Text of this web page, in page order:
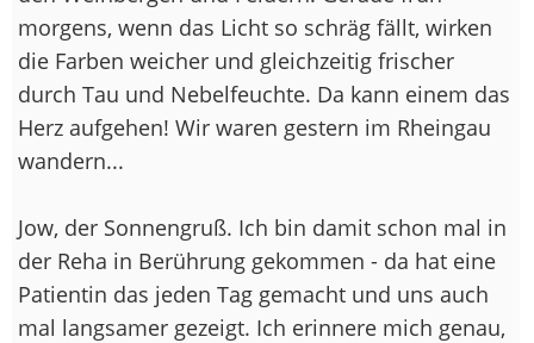
morgens, wenn das Licht so schräg fällt, wirken
die Farben weicher und gleichzeitig frischer
durch Tau und Nebelfeuchte. Da kann einem das
Herz aufgehen! Wir waren gestern im Rheingau
wandern...
Jow, der Sonnengruß. Ich bin damit schon mal in
der Reha in Berührung gekommen - da hat eine
Patientin das jeden Tag gemacht und uns auch
mal langsamer gezeigt. Ich erinnere mich genau,